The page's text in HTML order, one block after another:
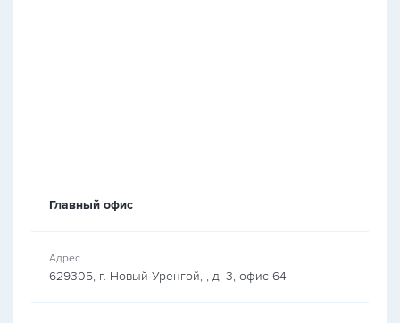
Главный офис
Адрес
629305, г. Новый Уренгой, , д. 3, офис 64